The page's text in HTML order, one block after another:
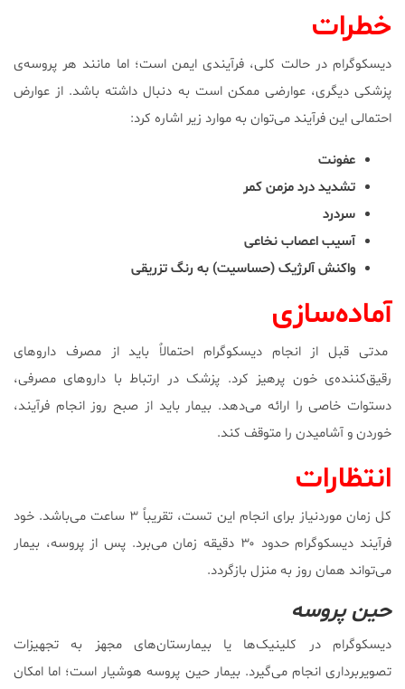
خطرات
دیسکوگرام در حالت کلی، فرآیندی ایمن است؛ اما مانند هر پروسه‌ی
پزشکی دیگری، عوارضی ممکن است به دنبال داشته باشد. از عوارض
احتمالی این فرآیند می‌توان به موارد زیر اشاره کرد:
عفونت
تشدید درد مزمن کمر
سردرد
آسیب اعصاب نخاعی
واکنش آلرژیک (حساسیت) به رنگ تزریقی
آماده‌سازی
مدتی قبل از انجام دیسکوگرام احتمالاٌ باید از مصرف داروهای
رقیق‌کننده‌ی خون پرهیز کرد. پزشک در ارتباط با داروهای مصرفی،
دستوات خاصی را ارائه می‌دهد. بیمار باید از صبح روز انجام فرآیند،
خوردن و آشامیدن را متوقف کند.
انتظارات
کل زمان موردنیاز برای انجام این تست، تقریباً ۳ ساعت می‌باشد. خود
فرآیند دیسکوگرام حدود ۳۰ دقیقه زمان می‌برد. پس از پروسه، بیمار
می‌تواند همان روز به منزل بازگردد.
حین پروسه
دیسکوگرام در کلینیک‌ها یا بیمارستان‌های مجهز به تجهیزات
تصویربرداری انجام می‌گیرد. بیمار حین پروسه هوشیار است؛ اما امکان